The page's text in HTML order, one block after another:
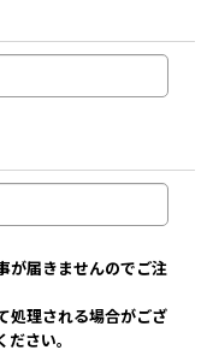
が届きませんのでご注
処理される場合がござ
さい。